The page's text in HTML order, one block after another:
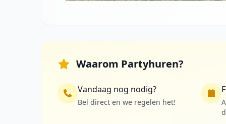
Waarom Partyhuren?
Vandaag nog nodig?
Bel direct en we regelen het!